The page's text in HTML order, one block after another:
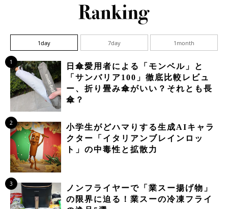
1day 7day 1month
1
日傘愛用者による「モンベル」と
「サンバリア100」徹底比較レビュ
ー、折り畳み傘がいい？それとも長
傘？
2
小学生がどハマりする生成AIキャラ
クター「イタリアンブレインロッ
ト」の中毒性と拡散力
3
ノンフライヤーで「業スー揚げ物」
の限界に迫る！業スーの冷凍フライ